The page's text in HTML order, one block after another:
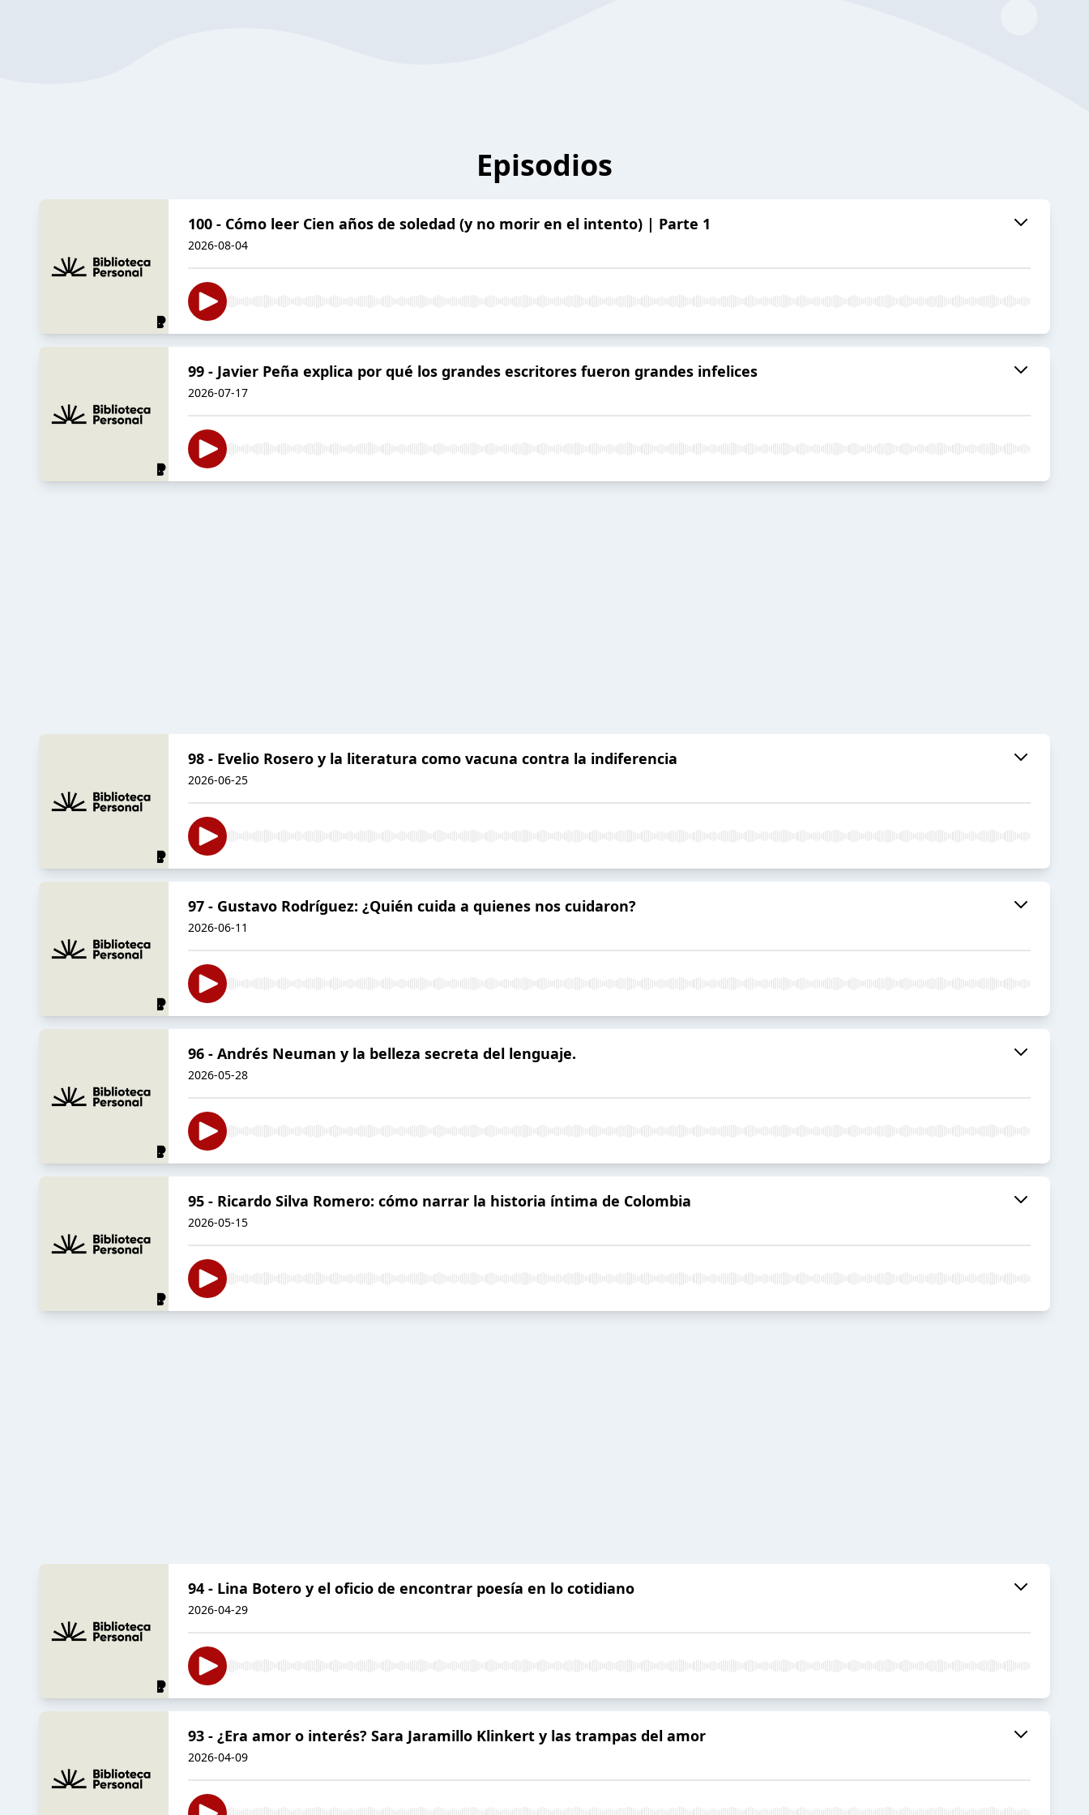
Episodios
100 - Cómo leer Cien años de soledad (y no morir en el intento) | Parte 1
2026-08-04
99 - Javier Peña explica por qué los grandes escritores fueron grandes infelices
2026-07-17
98 - Evelio Rosero y la literatura como vacuna contra la indiferencia
2026-06-25
97 - Gustavo Rodríguez: ¿Quién cuida a quienes nos cuidaron?
2026-06-11
96 - Andrés Neuman y la belleza secreta del lenguaje.
2026-05-28
95 - Ricardo Silva Romero: cómo narrar la historia íntima de Colombia
2026-05-15
94 - Lina Botero y el oficio de encontrar poesía en lo cotidiano
2026-04-29
93 - ¿Era amor o interés? Sara Jaramillo Klinkert y las trampas del amor
2026-04-09